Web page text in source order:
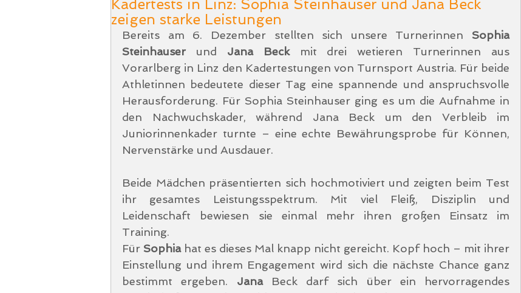
Kadertests in Linz: Sophia Steinhauser und Jana Beck
zeigen starke Leistungen
Bereits am 6. Dezember stellten sich unsere Turnerinnen Sophia
Steinhauser und Jana Beck
mit drei wetieren Turnerinnen aus
Vorarlberg in Linz den Kadertestungen von Turnsport Austria. Für beide
Athletinnen bedeutete dieser Tag eine spannende und anspruchsvolle
Herausforderung. Für Sophia Steinhauser ging es um die Aufnahme in
den Nachwuchskader, während Jana Beck um den Verbleib im
Juniorinnenkader turnte – eine echte Bewährungsprobe für Können,
Nervenstärke und Ausdauer.
Beide Mädchen präsentierten sich hochmotiviert und zeigten beim Test
ihr gesamtes Leistungsspektrum. Mit viel Fleiß, Disziplin und
Leidenschaft bewiesen sie einmal mehr ihren großen Einsatz im
Training.
Für Sophia hat es dieses Mal knapp nicht gereicht. Kopf hoch – mit ihrer
Einstellung und ihrem Engagement wird sich die nächste Chance ganz
bestimmt ergeben. Jana Beck darf sich über ein hervorragendes